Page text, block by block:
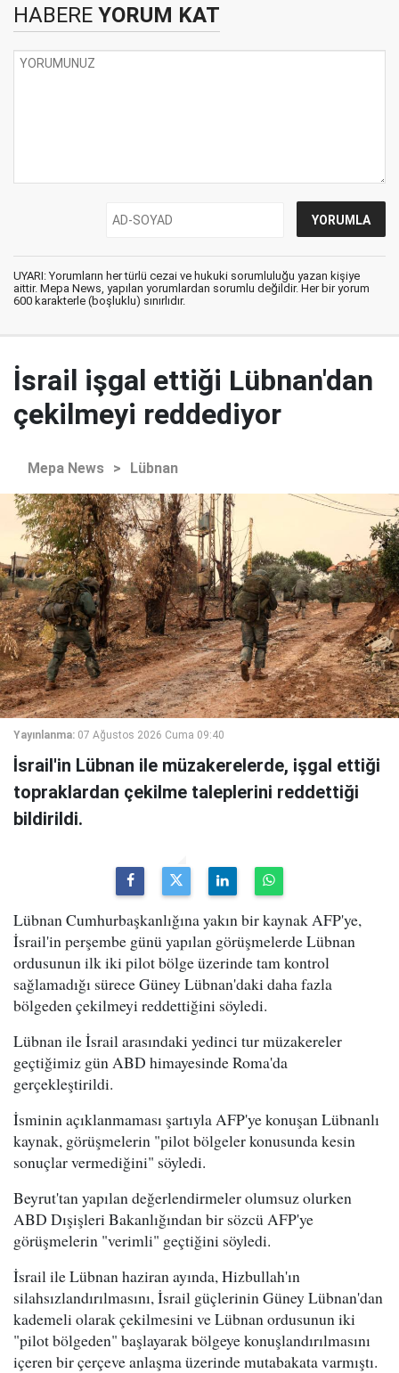
HABERE YORUM KAT
UYARI: Yorumların her türlü cezai ve hukuki sorumluluğu yazan kişiye
aittir. Mepa News, yapılan yorumlardan sorumlu değildir. Her bir yorum
600 karakterle (boşluklu) sınırlıdır.
İsrail işgal ettiği Lübnan'dan
çekilmeyi reddediyor
Mepa News > Lübnan
Yayınlanma: 07 Ağustos 2026 Cuma 09:40
İsrail'in Lübnan ile müzakerelerde, işgal ettiği
topraklardan çekilme taleplerini reddettiği
bildirildi.
Lübnan Cumhurbaşkanlığına yakın bir kaynak AFP'ye,
İsrail'in perşembe günü yapılan görüşmelerde Lübnan
ordusunun ilk iki pilot bölge üzerinde tam kontrol
sağlamadığı sürece Güney Lübnan'daki daha fazla
bölgeden çekilmeyi reddettiğini söyledi.
Lübnan ile İsrail arasındaki yedinci tur müzakereler
geçtiğimiz gün ABD himayesinde Roma'da
gerçekleştirildi.
İsminin açıklanmaması şartıyla AFP'ye konuşan Lübnanlı
kaynak, görüşmelerin "pilot bölgeler konusunda kesin
sonuçlar vermediğini" söyledi.
Beyrut'tan yapılan değerlendirmeler olumsuz olurken
ABD Dışişleri Bakanlığından bir sözcü AFP'ye
görüşmelerin "verimli" geçtiğini söyledi.
İsrail ile Lübnan haziran ayında, Hizbullah'ın
silahsızlandırılmasını, İsrail güçlerinin Güney Lübnan'dan
kademeli olarak çekilmesini ve Lübnan ordusunun iki
"pilot bölgeden" başlayarak bölgeye konuşlandırılmasını
içeren bir çerçeve anlaşma üzerinde mutabakata varmıştı.